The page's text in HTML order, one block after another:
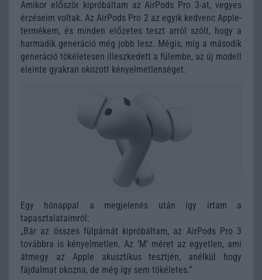
Amikor először kipróbáltam az AirPods Pro 3-at, vegyes
érzéseim voltak. Az AirPods Pro 2 az egyik kedvenc Apple-
termékem, és minden előzetes teszt arról szólt, hogy a
harmadik generáció még jobb lesz. Mégis, míg a második
generáció tökéletesen illeszkedett a fülembe, az új modell
eleinte gyakran okozott kényelmetlenséget.
Egy hónappal a megjelenés után így írtam a
tapasztalataimról:
„Bár az összes fülpárnát kipróbáltam, az AirPods Pro 3
továbbra is kényelmetlen. Az ‘M’ méret az egyetlen, ami
átmegy az Apple akusztikus tesztjén, anélkül hogy
fájdalmat okozna, de még így sem tökéletes.”